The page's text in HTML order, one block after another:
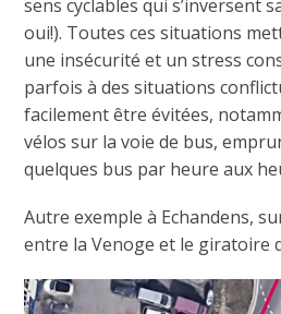
sens cyclables qui s’inversent
oui!). Toutes ces situations
une insécurité et un stress
parfois à des situations
facilement être évitées,
vélos sur la voie de bus,
quelques bus par heure aux
Autre exemple à Echandens,
entre la Venoge et le giratoire